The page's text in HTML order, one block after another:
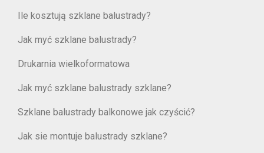
Ile kosztują szklane balustrady?
Jak myć szklane balustrady?
Drukarnia wielkoformatowa
Jak myć szklane balustrady szklane?
Szklane balustrady balkonowe jak czyścić?
Jak sie montuje balustrady szklane?